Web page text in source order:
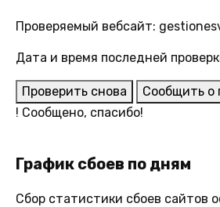
Проверяемый вебсайт:
Дата и время последней
Проверить снова
Сообщить о
! Сообщено, спасибо!
График сбоев по дням
Сбор статистики сбоев сайтов